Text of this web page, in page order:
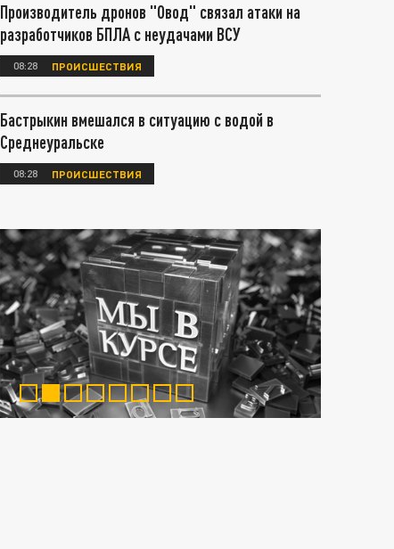
Производитель дронов "Овод" связал атаки на
разработчиков БПЛА с неудачами ВСУ
08:28 ПРОИСШЕСТВИЯ
Бастрыкин вмешался в ситуацию с водой в
Среднеуральске
08:28 ПРОИСШЕСТВИЯ